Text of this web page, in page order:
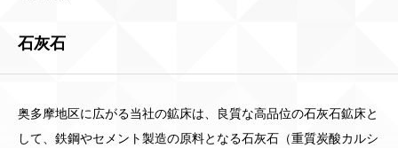
石灰石
奥多摩地区に広がる当社の鉱床は、良質な⾼品位の⽯灰⽯鉱床と
して、鉄鋼やセメント製造の原料となる⽯灰⽯（重質炭酸カルシ